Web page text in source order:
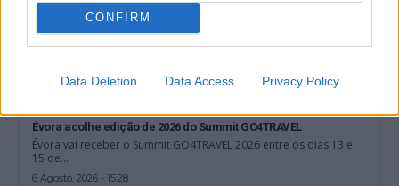
CONFIRM
Data Deletion Data Access Privacy Policy
Évora acolhe edição de 2026 do Summit GO4TRAVEL
Évora vai receber o Summit GO4TRAVEL 2026 entre os dias 13 e
15 de...
6 Agosto, 2026 - 15:28